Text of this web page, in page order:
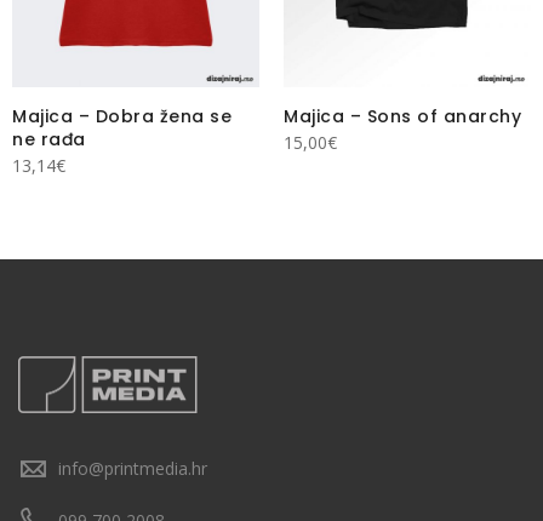
Majica – Dobra žena se
ne rađa
13,14€
Majica – Sons of anarchy
15,00€
info@printmedia.hr